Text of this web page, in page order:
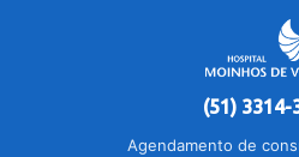
(51) 3314-
Agendamento de